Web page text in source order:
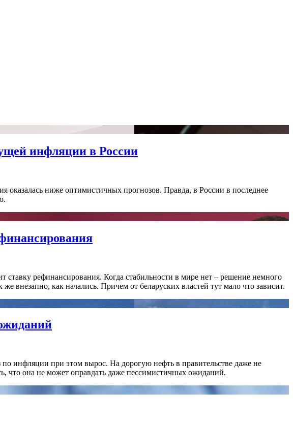
инфляции в России
оказалась ниже оптимистичных прогнозов. Правда, в России в последнее
ставку рефинансирования. Когда стабильности в мире нет – решение немного
внезапно, как начались. Причем от беларуских властей тут мало что зависит.
по инфляции при этом вырос. На дорогую нефть в правительстве даже не
что она не может оправдать даже пессимистичных ожиданий.